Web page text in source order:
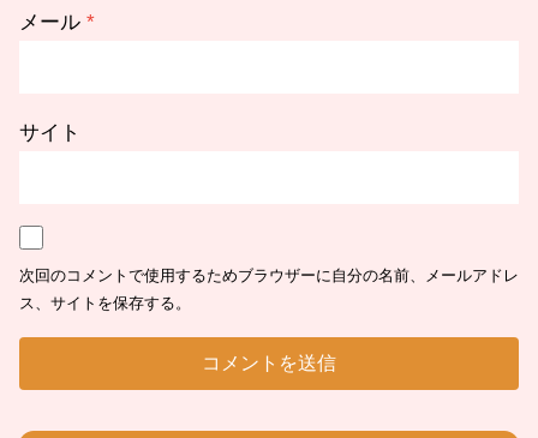
メール *
サイト
次回のコメントで使用するためブラウザーに自分の名前、メールアドレ
ス、サイトを保存する。